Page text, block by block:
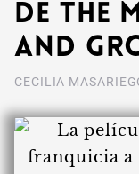
de The
and
CECILIA